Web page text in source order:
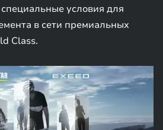
условия для
в сети премиальных
Class.